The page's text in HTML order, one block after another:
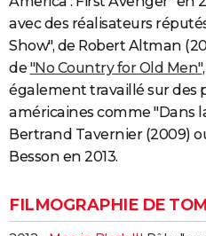
avec des réalisateurs
Show", de Robert Altman
de "No Country for Old Men"
également travaillé sur des
américaines comme "Dans
Bertrand Tavernier (2009)
Besson en 2013.
FILMOGRAPHIE DE